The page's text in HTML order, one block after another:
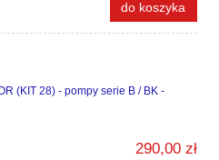
do koszyka
(KIT 28) - pompy serie B / BK -
290,00 zł